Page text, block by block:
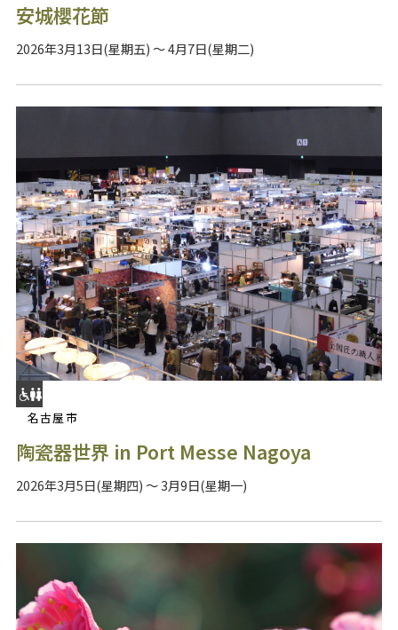
安城櫻花節
2026年3月13日(星期五) ～ 4月7日(星期二)
名古屋市
陶瓷器世界 in Port Messe Nagoya
2026年3月5日(星期四) ～ 3月9日(星期一)